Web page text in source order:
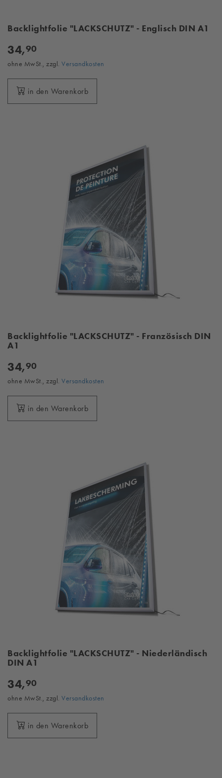
Backlightfolie "LACKSCHUTZ" - Englisch DIN A1
34,90
ohne MwSt., zzgl. Versandkosten
in den Warenkorb
Backlightfolie "LACKSCHUTZ" - Französisch DIN
A1
34,90
ohne MwSt., zzgl. Versandkosten
in den Warenkorb
Backlightfolie "LACKSCHUTZ" - Niederländisch
DIN A1
34,90
ohne MwSt., zzgl. Versandkosten
in den Warenkorb